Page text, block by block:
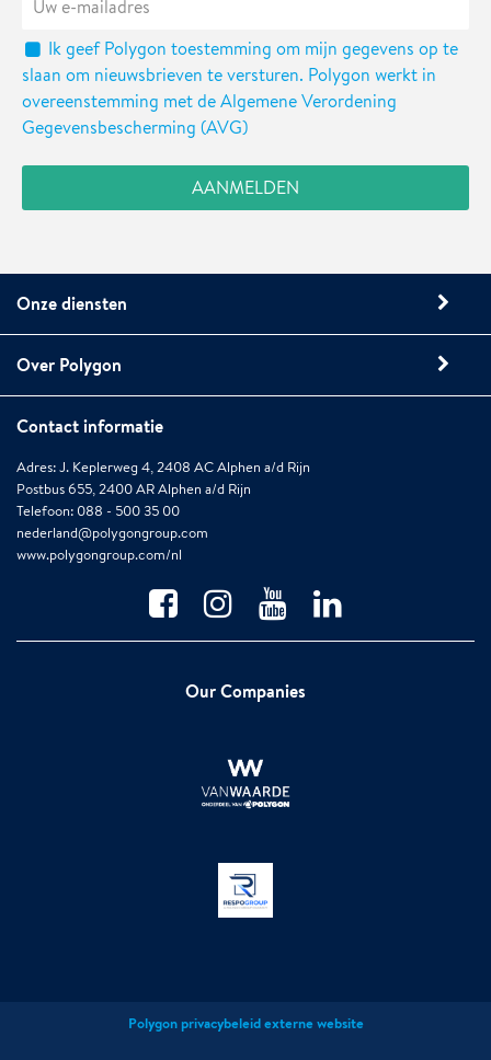
Ik geef Polygon toestemming om mijn gegevens op te
slaan om nieuwsbrieven te versturen. Polygon werkt in
overeenstemming met de Algemene Verordening
Gegevensbescherming (AVG)
Onze diensten
Over Polygon
Contact informatie
Adres: J. Keplerweg 4, 2408 AC Alphen a/d Rijn
Postbus 655, 2400 AR Alphen a/d Rijn
Telefoon: 088 - 500 35 00
nederland@polygongroup.com
www.polygongroup.com/nl
Our Companies
Polygon privacybeleid externe website